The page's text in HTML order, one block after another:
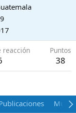
reacción Puntos
38